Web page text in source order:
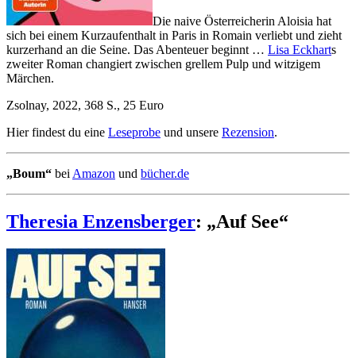
Die naive Österreicherin Aloisia hat
sich bei einem Kurzaufenthalt in Paris in Romain verliebt und zieht
kurzerhand an die Seine. Das Abenteuer beginnt … Lisa Eckharts
zweiter Roman changiert zwischen grellem Pulp und witzigem
Märchen.
Zsolnay, 2022, 368 S., 25 Euro
Hier findest du eine Leseprobe und unsere Rezension.
„Boum“ bei Amazon und bücher.de
Theresia Enzensberger: „Auf See“